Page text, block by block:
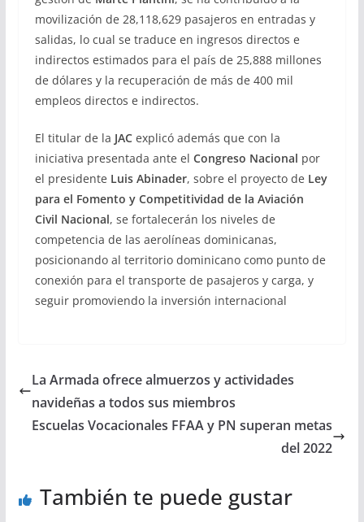
movilización de 28,118,629 pasajeros en entradas y
salidas, lo cual se traduce en ingresos directos e
indirectos estimados para el país de 25,888 millones
de dólares y la recuperación de más de 400 mil
empleos directos e indirectos.
El titular de la JACexplicó además que con la
iniciativa presentada ante el Congreso Nacional por
el presidente Luis Abinader, sobre el proyecto de Ley
para el Fomento y Competitividad de la Aviación
Civil Nacional, se fortalecerán los niveles de
competencia de las aerolíneas dominicanas,
posicionando al territorio dominicano como punto de
conexión para el transporte de pasajeros y carga, y
seguir promoviendo la inversión internacional
La Armada ofrece almuerzos y actividades
navideñas a todos sus miembros
Escuelas Vocacionales FFAA y PN superan metas
del 2022
También te puede gustar